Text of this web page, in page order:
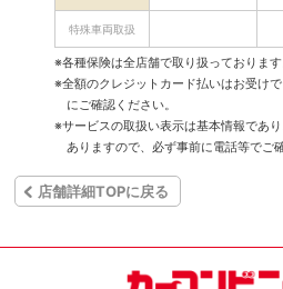
特殊車両取扱
※各種保険は全店舗で取り扱っております
※全額のクレジットカード払いはお受け
にご確認ください。
※サービスの取扱い表示は基本情報であ
ありますので、必ず事前に電話等でご
店舗詳細TOPに戻る